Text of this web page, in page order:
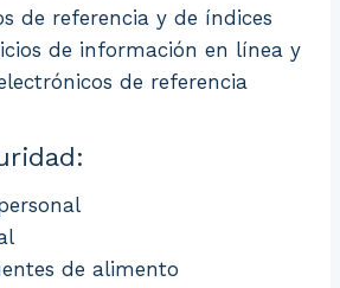
de referencia y de índices
de información en línea y
de referencia
de alimento